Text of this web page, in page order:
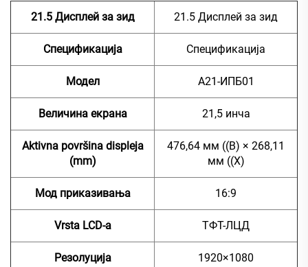
21.5 Дисплей за зид
21.5 Дисплей за зид
Спецификација Спецификација
Модел А21-ИПБ01
Величина екрана 21,5 инча
Aktivna površina displeja
(mm)
476,64 мм ((В) × 268,11
мм ((Х)
Мод приказивања 16:9
Vrsta LCD-a ТФТ-ЛЦД
Резолуција 1920×1080